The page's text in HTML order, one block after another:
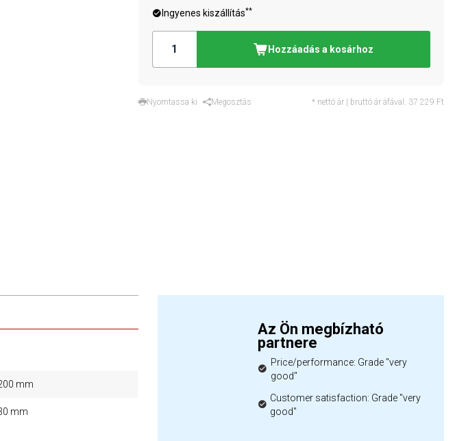
Ingyenes kiszállítás**
Hozzáadás a kosárhoz
Nyomtassa ki Megosztás * nettó ár | bruttó ár áfával: 37 229 Ft
mm
mm
Az Ön megbízható
partnere
Price/performance: Grade "very
good"
Customer satisfaction: Grade "very
good"